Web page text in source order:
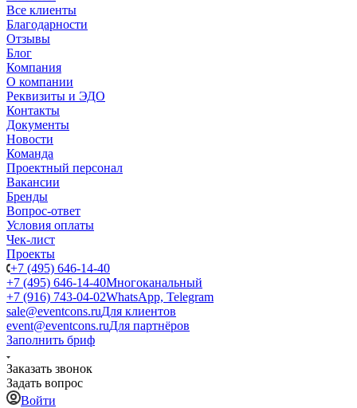
Все клиенты
Благодарности
Отзывы
Блог
Компания
О компании
Реквизиты и ЭДО
Контакты
Документы
Новости
Команда
Проектный персонал
Вакансии
Бренды
Вопрос-ответ
Условия оплаты
Чек-лист
Проекты
+7 (495) 646-14-40
+7 (495) 646-14-40Многоканальный
+7 (916) 743-04-02WhatsApp, Telegram
sale@eventcons.ruДля клиентов
event@eventcons.ruДля партнёров
Заполнить бриф
Заказать звонок
Задать вопрос
Войти